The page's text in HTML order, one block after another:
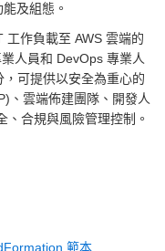
及組態。
工作負載至 AWS 雲端的
人員和 DevOps 專業人
可提供以安全為重心的
、雲端佈建團隊、開發人
、合規與風險管理控制。
範本